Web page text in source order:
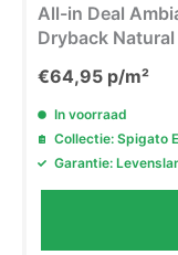
All-in Deal
Dryback
€64,95 p/m²
In voorraad
Collectie: Spigato
Garantie: